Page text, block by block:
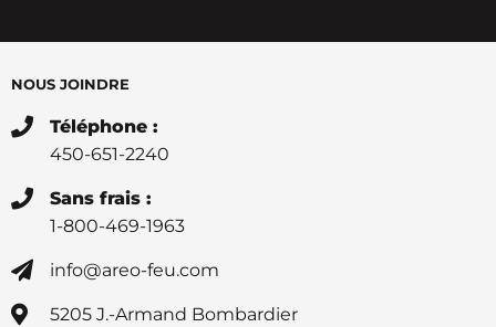
NOUS JOINDRE
Téléphone :
450-651-2240
Sans frais :
1-800-469-1963
info@areo-feu.com
5205 J.-Armand Bombardier